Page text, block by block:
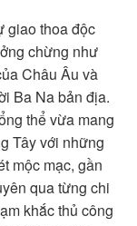
giao thoa độc
chừng như
Châu Âu và
Ba Na bản địa.
thể vừa mang
Tây với những
mộc mạc, gần
qua từng chi
khắc thủ công